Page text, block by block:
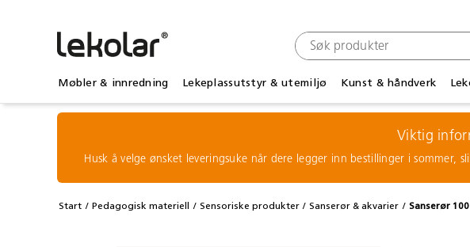
Møbler & innredning Lekeplassutstyr & utemiljø Kunst & håndverk
Viktig
Husk å velge ønsket leveringsuke når dere legger inn bestillinger i
Start Pedagogisk materiell Sensoriske produkter Sanserør & akvarier Sanserør